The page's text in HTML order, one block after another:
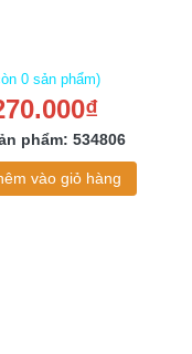
0 sản phẩm)
phẩm: 534806
vào giỏ hàng